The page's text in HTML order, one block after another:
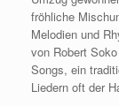
fröhliche
Melodien und
von Robert
Songs, ein
Liedern oft der